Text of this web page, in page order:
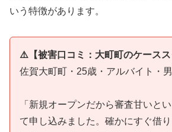
いう特徴があります。
⚠️【被害口コミ：大町町のケースス
佐賀大町町・25歳・アルバイト・
「新規オープンだから審査甘いと
て申し込みました。確かにすぐ借り